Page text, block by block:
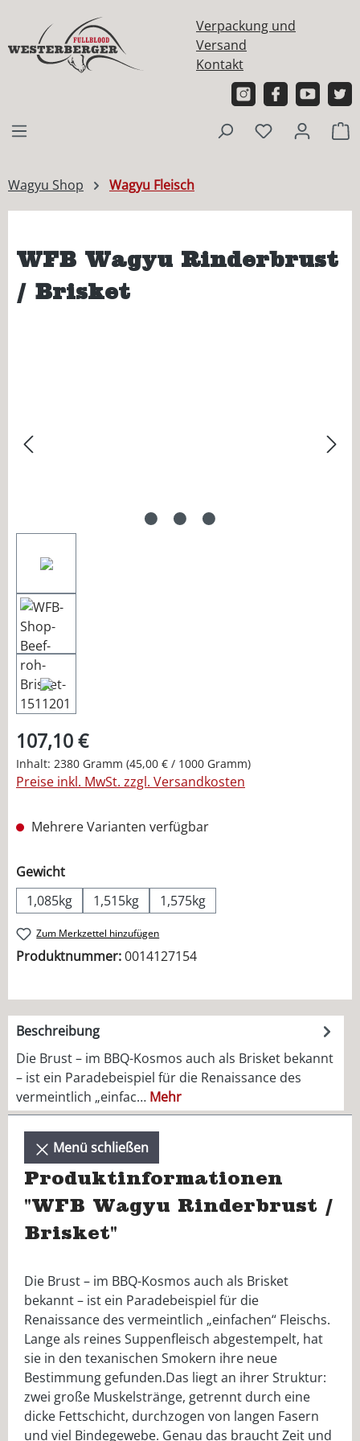
Verpackung und
Versand
Kontakt
Wagyu Shop Wagyu Fleisch
WFB Wagyu Rinderbrust
/ Brisket
107,10 €
Inhalt: 2380 Gramm (45,00 € / 1000 Gramm)
Preise inkl. MwSt. zzgl. Versandkosten
Mehrere Varianten verfügbar
Gewichtauswählen
1,085kg
1,515kg 1,575kg
Zum Merkzettel hinzufügen
Produktnummer:0014127154
Beschreibung
Die Brust – im BBQ-Kosmos auch als Brisket bekannt
– ist ein Paradebeispiel für die Renaissance des
vermeintlich „einfac… Mehr
Menü schließen
Produktinformationen
"WFB Wagyu Rinderbrust /
Brisket"
Die Brust – im BBQ-Kosmos auch als Brisket
bekannt – ist ein Paradebeispiel für die
Renaissance des vermeintlich „einfachen“ Fleischs.
Lange als reines Suppenfleisch abgestempelt, hat
sie in den texanischen Smokern ihre neue
Bestimmung gefunden.Das liegt an ihrer Struktur:
zwei große Muskelstränge, getrennt durch eine
dicke Fettschicht, durchzogen von langen Fasern
und viel Bindegewebe. Genau das braucht Zeit und